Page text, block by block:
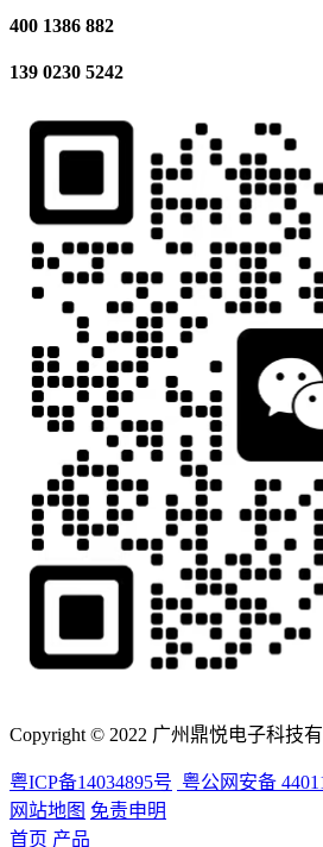
400 1386 882
139 0230 5242
Copyright © 2022 广州鼎悦电子科技
粤ICP备14034895号 粤公网安备
网站地图 免责申明
首页 产品